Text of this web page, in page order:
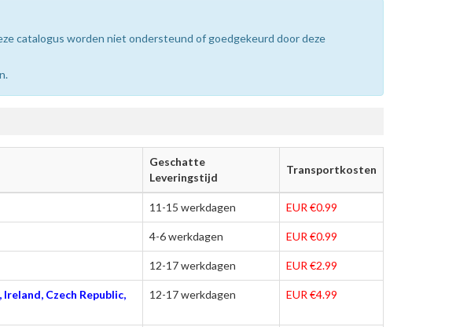
catalogus worden niet ondersteund of goedgekeurd door deze
Geschatte
Leveringstijd
Transportkosten
11-15 werkdagen EUR €0.99
4-6 werkdagen EUR €0.99
12-17 werkdagen EUR €2.99
Czech Republic,
12-17 werkdagen EUR €4.99